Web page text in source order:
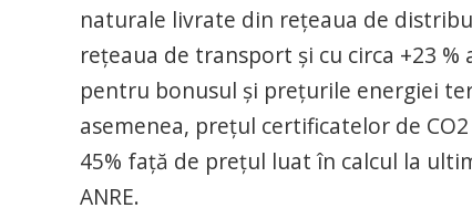
naturale livrate din rețeaua de
rețeaua de transport şi cu circa +23
pentru bonusul și prețurile energiei
asemenea, prețul certificatelor de
45% față de prețul luat în calcul la
ANRE.